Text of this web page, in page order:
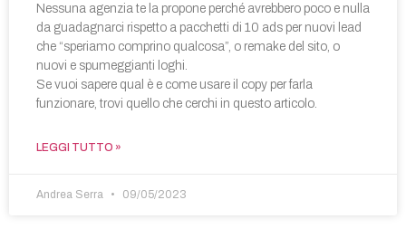
Nessuna agenzia te la propone perché avrebbero poco e nulla
da guadagnarci rispetto a pacchetti di 10 ads per nuovi lead
che “speriamo comprino qualcosa”, o remake del sito, o
nuovi e spumeggianti loghi.
Se vuoi sapere qual è e come usare il copy per farla
funzionare, trovi quello che cerchi in questo articolo.
LEGGI TUTTO »
Andrea Serra 09/05/2023